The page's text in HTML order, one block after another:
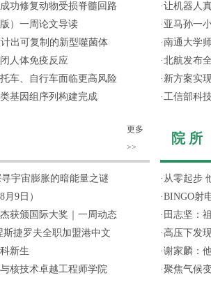
功修复动物受损脊髓回路
版）一周论文导读
出可复制的新型噬菌体
人体免疫反应
车、自行车面临更高风险
基因组序列构建完成
更多
>>
宇宙膨胀的暗能量之谜
9日）
获颁国际大奖｜一周动态
斯捷罗夫全职加盟港中文
新生
核技术卓越工程师学院
·让机器人
· 亚马孙一
·南通大学
·北航发布
· 新方案实
·工信部科
院 所
· 从零起步
·BINGO射
· 田志坚：
· 高压下发
·谢家麟：
·聚焦气候